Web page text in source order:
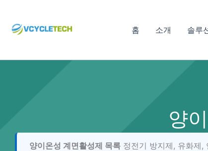
건
홈 소개 솔루
양
양이온성 계면활성제 목록정전기 방지제, 유화제,